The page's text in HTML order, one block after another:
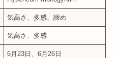
気高さ、多感、諦め
気高さ、多感
6月23日、6月26日